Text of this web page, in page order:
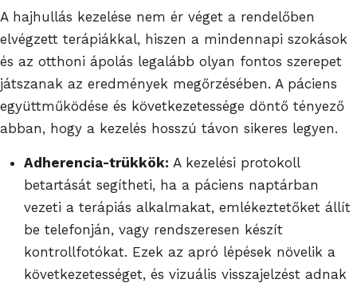
A hajhullás kezelése nem ér véget a rendelőben
elvégzett terápiákkal, hiszen a mindennapi szokások
és az otthoni ápolás legalább olyan fontos szerepet
játszanak az eredmények megőrzésében. A páciens
együttműködése és következetessége döntő tényező
abban, hogy a kezelés hosszú távon sikeres legyen.
Adherencia-trükkök: A kezelési protokoll
betartását segítheti, ha a páciens naptárban
vezeti a terápiás alkalmakat, emlékeztetőket állít
be telefonján, vagy rendszeresen készít
kontrollfotókat. Ezek az apró lépések növelik a
következetességet, és vizuális visszajelzést adnak